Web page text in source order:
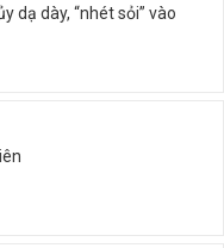
dạ dày, “nhét sỏi” vào